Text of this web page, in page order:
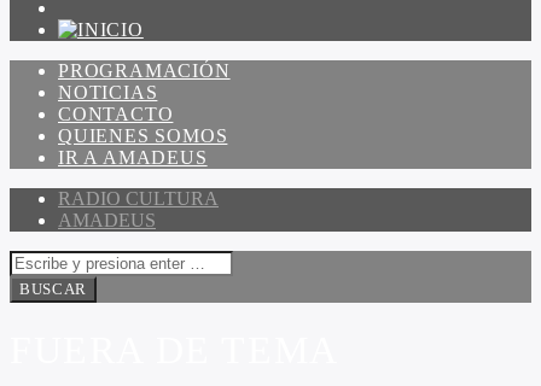
PROGRAMACIÓN
NOTICIAS
CONTACTO
QUIENES SOMOS
IR A AMADEUS
RADIO CULTURA
AMADEUS